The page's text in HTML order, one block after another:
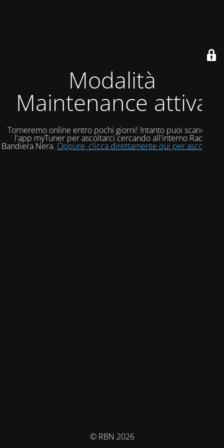
Modalità
Maintenance attiva
Torneremo online entro pochi giorni! Intanto puoi scaricare
l'app myTuner per ascoltarci cercando all'interno Radio
Bandiera Nera. Oppure, clicca direttamente qui per ascoltarci!
© RBN 2026